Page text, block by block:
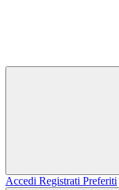
Accedi Registrati Preferiti